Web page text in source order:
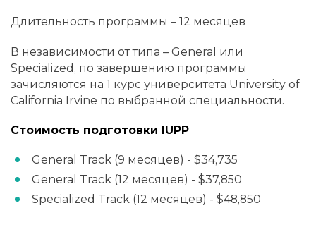
Длительность программы – 12 месяцев
В независимости от типа – General или
Specialized, по завершению программы
зачисляются на 1 курс университета University of
California Irvine по выбранной специальности.
Стоимость подготовки IUPP
General Track (9 месяцев) - $34,735
General Track (12 месяцев) - $37,850
Specialized Track (12 месяцев) - $48,850